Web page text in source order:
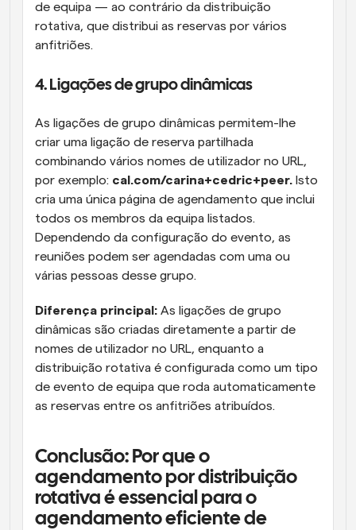
de equipa — ao contrário da distribuição
rotativa, que distribui as reservas por vários
anfitriões.
4. Ligações de grupo dinâmicas
As ligações de grupo dinâmicas permitem-lhe
criar uma ligação de reserva partilhada
combinando vários nomes de utilizador no URL,
por exemplo: cal.com/carina+cedric+peer. Isto
cria uma única página de agendamento que inclui
todos os membros da equipa listados.
Dependendo da configuração do evento, as
reuniões podem ser agendadas com uma ou
várias pessoas desse grupo.
Diferença principal: As ligações de grupo
dinâmicas são criadas diretamente a partir de
nomes de utilizador no URL, enquanto a
distribuição rotativa é configurada como um tipo
de evento de equipa que roda automaticamente
as reservas entre os anfitriões atribuídos.
Conclusão: Por que o
agendamento por distribuição
rotativa é essencial para o
agendamento eficiente de